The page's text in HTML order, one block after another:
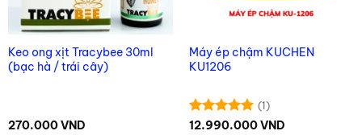
Keo ong xịt Tracybee 30ml
(bạc hà / trái cây)
270.000VND
Máy ép chậm KUCHEN
KU1206
Được xếp
(1)
12.990.000VND